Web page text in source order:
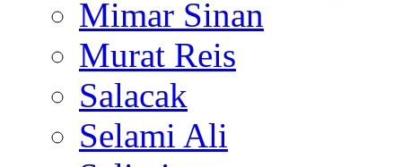
Mimar Sinan
Murat Reis
Salacak
Selami Ali